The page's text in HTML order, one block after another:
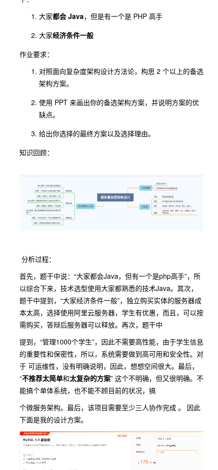
大家都会 Java，但是有一个是 PHP 高手
大家经济条件一般
作业要求：
对照面向复杂度架构设计方法论，构思 2 个以上的备选
架构方案。
使用 PPT 来画出你的备选架构方案，并说明方案的优
缺点。
给出你选择的最终方案以及选择理由。
知识回顾：
分析过程：
首先，题干中说：“大家都会Java，但有一个是php高手”，所
以综合下来，技术选型使用大家都熟悉的技术Java。其次，
题干中提到，“大家经济条件一般”，独立购买实体的服务器成
本太高，选择使用阿里云服务器，学生有优惠，而且，可以按
需购买，答辩后服务器可以释放。再次，题干中
提到，“管理1000个学生”，因此不需要高性能，由于学生信息
的重要性和保密性，所以，系统需要做到高可用和安全性。对
于 可运维性，没有明确说明，因此，想想空间很大。最后，
“不推荐太简单和太复杂的方案” 这个不明确，但又很明确。不
能搞个单体系统，也不能不顾目前的状况，搞
个微服务架构。最后，该项目需要至少三人协作完成 。 因此
下面是我的设计方案。